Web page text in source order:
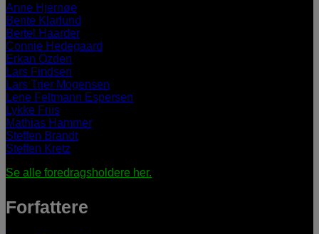
Anne Hjernøe
Bente Klarlund
Bertel Haarder
Connie Hedegaard
Erkan Özden
Lars Findsen
Lars Trier Mogensen
Lene Feltmann Espersen
Lykke Friis
Mathias Hammer
Steffen Brandt
Steffen Kretz
Se alle foredragsholdere her.
Forfattere